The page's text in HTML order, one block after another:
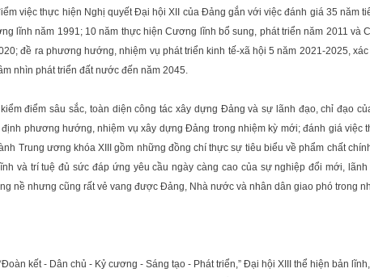
việc thực hiện Nghị quyết Đại hội XII của Đảng gắn với việc đánh giá 35 năm
lĩnh năm 1991; 10 năm thực hiện Cương lĩnh bổ sung, phát triển năm 2011 và
đề ra phương hướng, nhiệm vụ phát triển kinh tế-xã hội 5 năm 2021-2025,
nhìn phát triển đất nước đến năm 2045.
điểm sâu sắc, toàn diện công tác xây dựng Đảng và sự lãnh đạo, chỉ đạo
phương hướng, nhiệm vụ xây dựng Đảng trong nhiệm kỳ mới; đánh giá việc
Trung ương khóa XIII gồm những đồng chí thực sự tiêu biểu về phẩm chất
và trí tuệ đủ sức đáp ứng yêu cầu ngày càng cao của sự nghiệp đổi mới,
nề nhưng cũng rất vẻ vang được Đảng, Nhà nước và nhân dân giao phó trong
kết - Dân chủ - Kỷ cương - Sáng tạo - Phát triển,” Đại hội XIII thể hiện bản